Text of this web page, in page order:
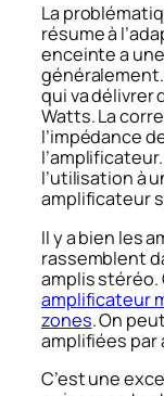
La
résume à
enceinte a
qui va délivrer
Watts. La
l’impédance
l’utilisation à
amplificateur
Il y a bien les
rassemblent
amplis stéréo.
amplificateur
zones. On
amplifiées
C’est une